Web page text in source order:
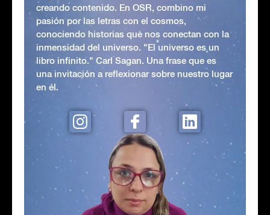
creando contenido. En OSR, combino mi
pasión por las letras con el cosmos,
conociendo historias que nos conectan con la
inmensidad del universo. "El universo es un
libro infinito." Carl Sagan. Una frase que es
una invitación a reflexionar sobre nuestro lugar
en él.